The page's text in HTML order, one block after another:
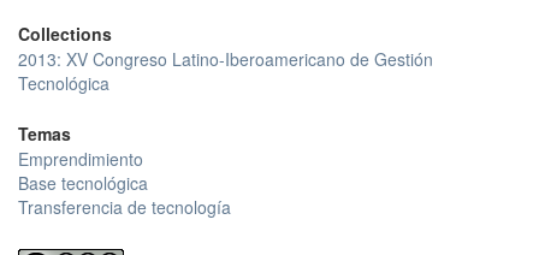
Collections
2013: XV Congreso Latino-Iberoamericano de Gestión
Tecnológica
Temas
Emprendimiento
Base tecnológica
Transferencia de tecnología